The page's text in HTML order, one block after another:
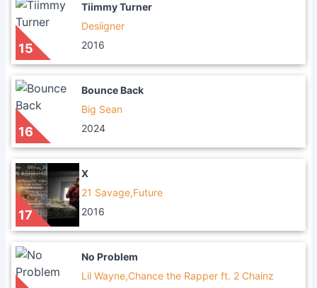
15
Tiimmy Turner
Desiigner
2016
16
Bounce Back
Big Sean
2024
17
X
21 Savage,Future
2016
No Problem
Lil Wayne,Chance the Rapper ft. 2 Chainz